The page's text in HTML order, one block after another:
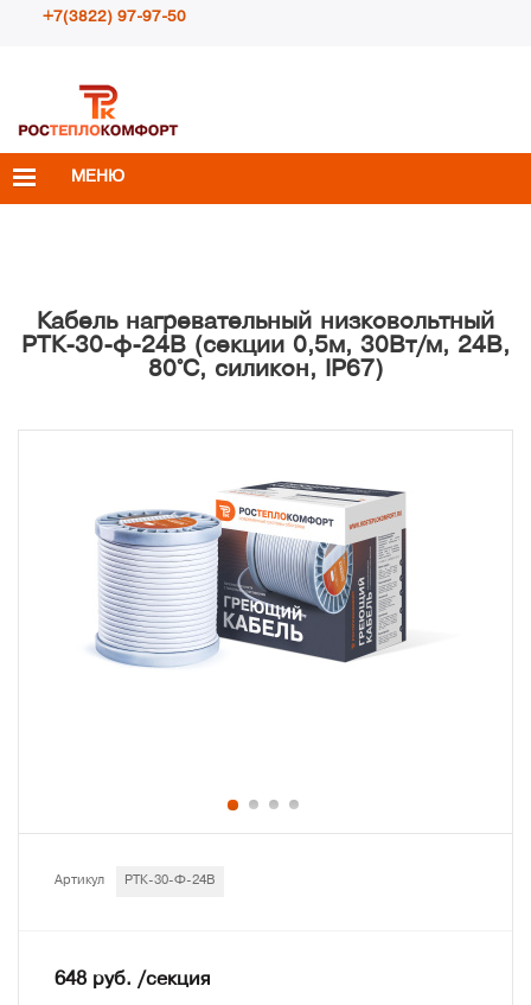
+7(3822) 97-97-50
info@rosteplokomfort.ru
МЕНЮ
Кабель нагревательный низковольтный
РТК-30-ф-24В (секции 0,5м, 30Вт/м, 24В,
80°С, силикон, IP67)
Артикул РТК-30-Ф-24В
648 руб. /секция